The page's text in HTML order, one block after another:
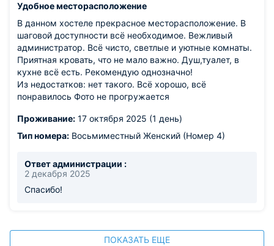
Удобное месторасположение
В данном хостеле прекрасное месторасположение. В
шаговой доступности всё необходимое. Вежливый
администратор. Всё чисто, светлые и уютные комнаты.
Приятная кровать, что не мало важно. Душ,туалет, в
кухне всё есть. Рекомендую однозначно!
Из недостатков: нет такого. Всё хорошо, всё
понравилось Фото не прогружается
Проживание: 17 октября 2025 (1 день)
Тип номера: Восьмиместный Женский (Номер 4)
Ответ администрации :
2 декабря 2025
Спасибо!
ПОКАЗАТЬ ЕЩЕ